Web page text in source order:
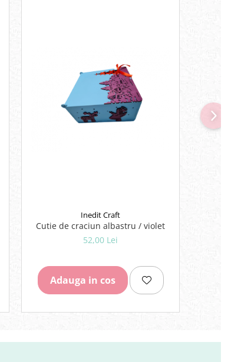
Inedit Craft
Cutie de craciun albastru / violet
52,00 Lei
Adauga in cos